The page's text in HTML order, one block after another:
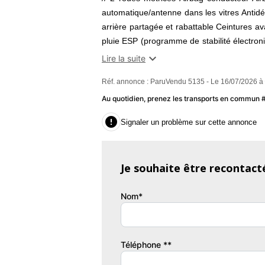
automatique/antenne dans les vitres
arrière partagée et rabattable Ceintures
pluie ESP (programme de stabilité
enfant Jantes/roues en alliage léger 17
dégivrants Rétroviseurs extérieurs
réglage lombaire Système anti bloquage
cuir Volant réglable manuellement
- BOITE DE VITESSE ET EMBRAYAGE
- ORIGINE FRANCE
nos annonces merci de nous contacter
sur notre site internet Transakauto
particuliers Véhicule visible uniquement
Lire la suite 
Réf. annonce : ParuVendu 5135 - Le 16/07/2026 à
Au quotidien, prenez les transports en commun
 Signaler un problème sur cette annonce
Je souhaite être
Nom*
Téléphone **